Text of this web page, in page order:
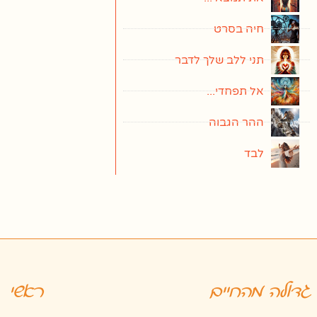
חיה בסרט
תני ללב שלך לדבר
אל תפחדי...
ההר הגבוה
לבד
גדולה מהחיים ראשי